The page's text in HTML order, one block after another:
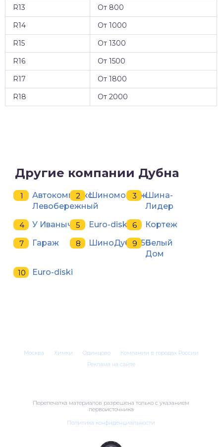
R13
От 800
R14
От 1000
R15
От 1300
R16
От 1500
R17
От 1800
R18
От 2000
Другие компании Дубна
Автокомплекс
Левобережный
ШиномонтажШина-
Лидер
У Иваныча
Euro-diski
Кортеж
Гараж
ШиноДубна50Белый
Дом
Euro-diski
Москва Химки Одинцово
Компании в городах России
Реклама на сайте
Перепечатка материалов разрешена только с указанием
первоисточника
Политика конфиденциальности